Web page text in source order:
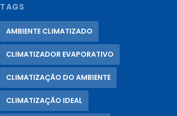
TAGS
AMBIENTE CLIMATIZADO
CLIMATIZADOR EVAPORATIVO
CLIMATIZAÇÃO DO AMBIENTE
CLIMATIZAÇÃO IDEAL